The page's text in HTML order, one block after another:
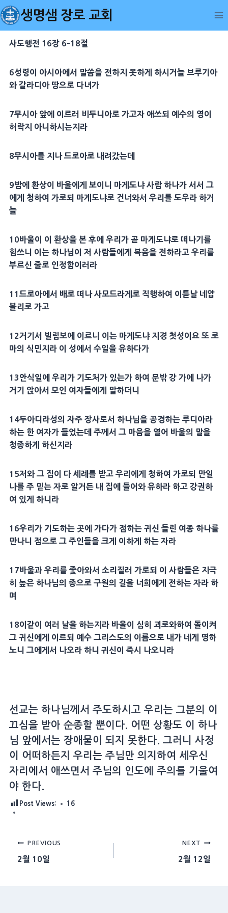
Skip
to
content
생명샘 장로 교회
사도행전 16장 6-18절
6성령이 아시아에서 말씀을 전하지 못하게 하시거늘 브루기아
와갈라디아땅으로 다녀가
7무시아앞에 이르러 비두니아로 가고자 애쓰되 예수의 영이
허락지 아니하시는지라
8무시아를 지나드로아로 내려갔는데
9밤에 환상이 바울에게 보이니 마게도냐사람 하나가 서서 그
에게 청하여 가로되 마게도냐로 건너와서 우리를 도우라 하거
늘
10바울이 이 환상을 본 후에 우리가 곧 마게도냐로 떠나기를
힘쓰니 이는 하나님이 저 사람들에게 복음을 전하라고 우리를
부르신 줄로 인정함이러라
11 드로아에서 배로 떠나사모드라게 로 직행하여 이튿날 네압
볼리 로 가고
12거기서 빌립보에 이르니 이는 마게도냐지경 첫성이요 또 로
마의 식민지 라 이 성에서 수일을 유하다가
13안식일에 우리가 기도처가 있는가 하여 문밖 강 가에 나가
거기 앉아서 모인 여자들에게 말하더니
14두아디라성의 자주 장사로서 하나님을 공경하는 루디아라
하는 한 여자가 들었는데 주께서 그 마음을 열어 바울의 말을
청종하게 하신지라
15저와 그 집이 다 세례 를 받고 우리에게 청하여 가로되 만일
나를 주 믿는 자로 알거든 내 집에 들어와 유하라 하고 강권하
여 있게 하니라
16우리가 기도하는 곳에 가다가 점하는 귀신 들린 여종 하나를
만나니 점으로 그 주인들을 크게 이하게 하는 자라
17바울과 우리를 좇아와서 소리질러 가로되 이 사람들은 지극
히 높은 하나님의 종으로 구원 의 길을 너희에게 전하는 자라 하
며
18이같이 여러 날을 하는지라 바울이 심히 괴로와하여 돌이켜
그 귀신에게 이르되 예수 그리스도의 이름으로 내가 네게 명하
노니 그에게서 나오라 하니 귀신이 즉시 나오니라
선교는 하나님께서 주도하시고 우리는 그분의 이
끄심을 받아 순종할 뿐이다. 어떤 상황도 이 하나
님 앞에서는 장애물이 되지 못한다. 그러니 사정
이 어떠하든지 우리는 주님만 의지하여 세우신
자리에서 애쓰면서 주님의 인도에 주의를 기울여
야 한다.
Post Views: 16
Post
navigation
PREVIOUS
2월 10일
NEXT
2월 12일